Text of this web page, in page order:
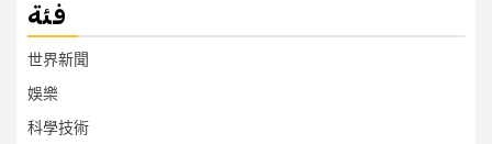
فئة
世界新聞
娛樂
科學技術